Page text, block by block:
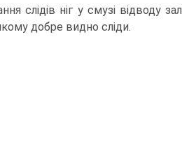
слідів ніг у смузі відводу
добре видно сліди.